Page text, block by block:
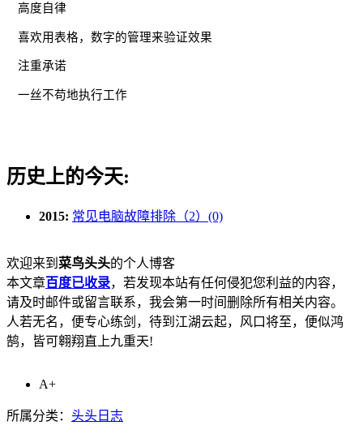
高度自律
喜欢用表格，数字的管理来验证效果
注重承诺
一丝不苟地执行工作
历史上的今天:
2015: 常见电脑故障排除（2）(0)
欢迎来到 菜鸟头头的个人博客
本文章百度已收录，若发现本站有任何侵犯您利益的内容，
请及时邮件或留言联系，我会第一时间删除所有相关内容。
人若无名，便专心练剑，待到江湖云起，风口将至，便似鸿
鹄，皆可翱翔直上九重天!
A+
所属分类： 头头日志